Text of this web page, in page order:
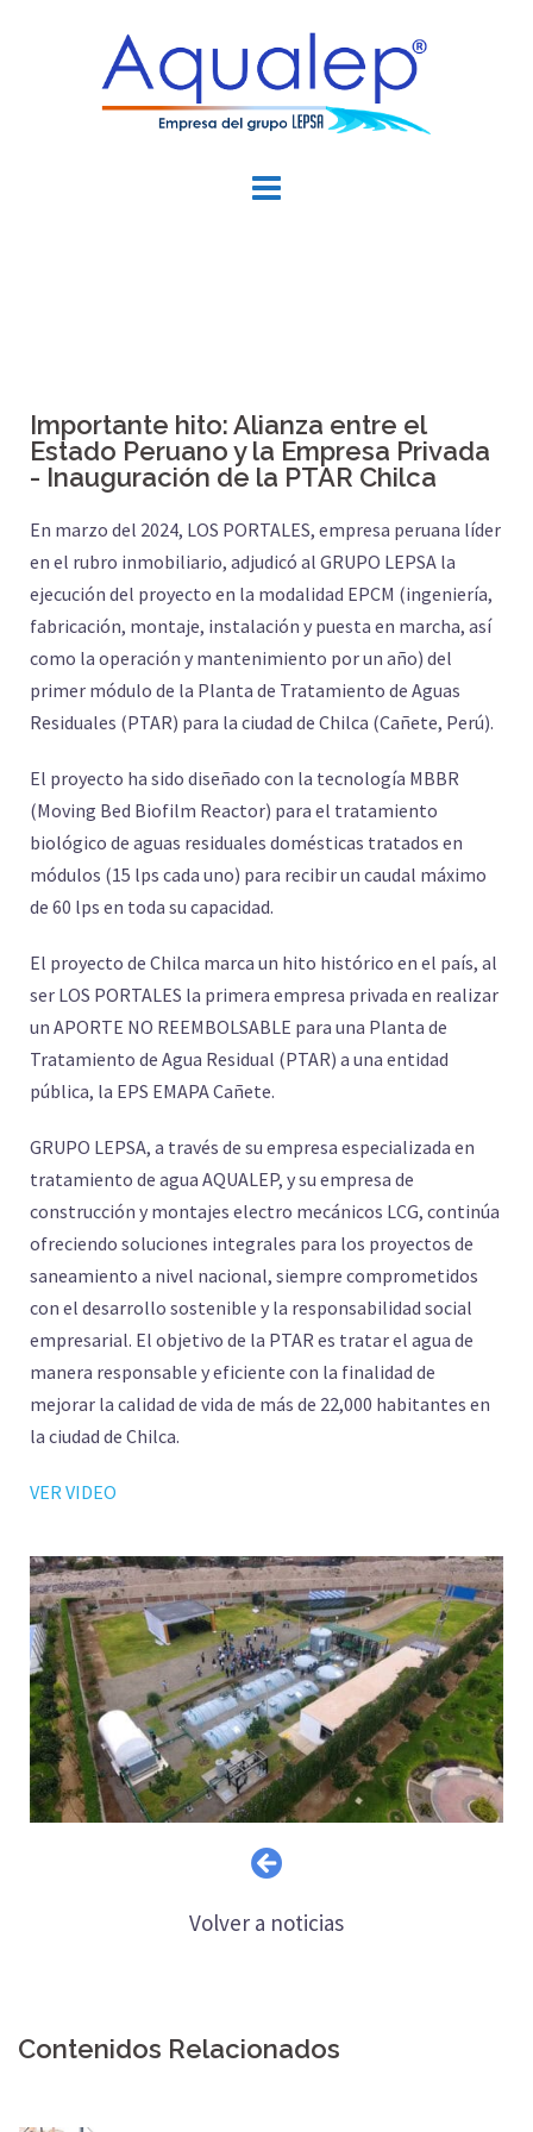
Importante hito: Alianza entre el
Estado Peruano y la Empresa Privada
- Inauguración de la PTAR Chilca
En marzo del 2024, LOS PORTALES, empresa peruana líder
en el rubro inmobiliario, adjudicó al GRUPO LEPSA la
ejecución del proyecto en la modalidad EPCM (ingeniería,
fabricación, montaje, instalación y puesta en marcha, así
como la operación y mantenimiento por un año) del
primer módulo de la Planta de Tratamiento de Aguas
Residuales (PTAR) para la ciudad de Chilca (Cañete, Perú).
El proyecto ha sido diseñado con la tecnología MBBR
(Moving Bed Biofilm Reactor) para el tratamiento
biológico de aguas residuales domésticas tratados en
módulos (15 lps cada uno) para recibir un caudal máximo
de 60 lps en toda su capacidad.
El proyecto de Chilca marca un hito histórico en el país, al
ser LOS PORTALES la primera empresa privada en realizar
un APORTE NO REEMBOLSABLE para una Planta de
Tratamiento de Agua Residual (PTAR) a una entidad
pública, la EPS EMAPA Cañete.
GRUPO LEPSA, a través de su empresa especializada en
tratamiento de agua AQUALEP, y su empresa de
construcción y montajes electro mecánicos LCG, continúa
ofreciendo soluciones integrales para los proyectos de
saneamiento a nivel nacional, siempre comprometidos
con el desarrollo sostenible y la responsabilidad social
empresarial. El objetivo de la PTAR es tratar el agua de
manera responsable y eficiente con la finalidad de
mejorar la calidad de vida de más de 22,000 habitantes en
la ciudad de Chilca.
VER VIDEO
Volver a noticias
Contenidos Relacionados